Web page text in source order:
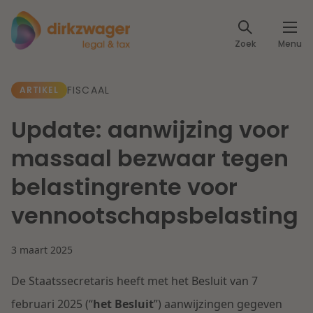
Zoek Menu
Expertises
Fiscaal
Arbeid & Pensioen
IE & Innovatie
Lees meer
Lees meer
Artikelen
Klantcases
Events
Specialisten
Werken bij
ARTIKEL FISCAAL
Update: aanwijzing voor
massaal bezwaar tegen
belastingrente voor
vennootschapsbelasting
3 maart 2025
De Staatssecretaris heeft met het Besluit van 7
februari 2025 (“het Besluit”) aanwijzingen gegeven